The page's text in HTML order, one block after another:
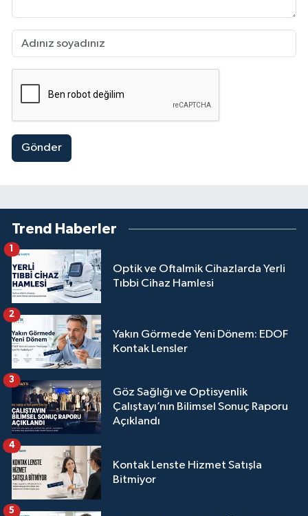
Gönder
Trend Haberler
Optik ve Oftalmik Cihazlarda Yerli
Tıbbi Cihaz Hamlesi
1
Yakın Görmede Yeni Dönem: EDOF
Kontak Lensler
2
Göz Sağlığı ve Optisyenlik
Çalıştayı’nın Bilimsel Sonuç Raporu
Açıklandı
3
Kontak Lenste Hizmet Satışla
Bitmiyor
4
5